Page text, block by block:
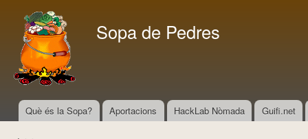
Sopa de Pedres
Menú principal
Què és la Sopa? Aportacions HackLab Nòmada Guifi.net